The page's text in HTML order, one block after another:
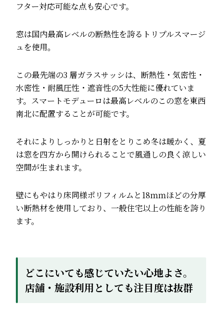
フター対応可能な点も安心です。
窓は国内最高レベルの断熱性を誇るトリプルスマージ
ュを使用。
この最先端の3 層ガラスサッシは、断熱性・気密性・
水密性・耐風圧性・遮音性の5大性能に優れていま
す。スマートモデューロは最高レベルのこの窓を東西
南北に配置することが可能です。
それによりしっかりと日射をとりこめ冬は暖かく、夏
は窓を四方から開けられることで風通しの良く涼しい
空間が生まれます。
壁にもやはり床同様ポリフィルムと18ｍｍほどの分厚
い断熱材を使用しており、一般住宅以上の性能を誇り
ます。
どこにいても感じていたい心地よさ。
店舗・施設利用としても注目度は抜群